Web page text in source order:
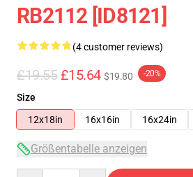
RB2112 [ID8121]
(4 customer reviews)
£19.55 £15.64 $19.80 -20%
Size
12x18in
16x16in 16x24in
Größentabelle anzeigen